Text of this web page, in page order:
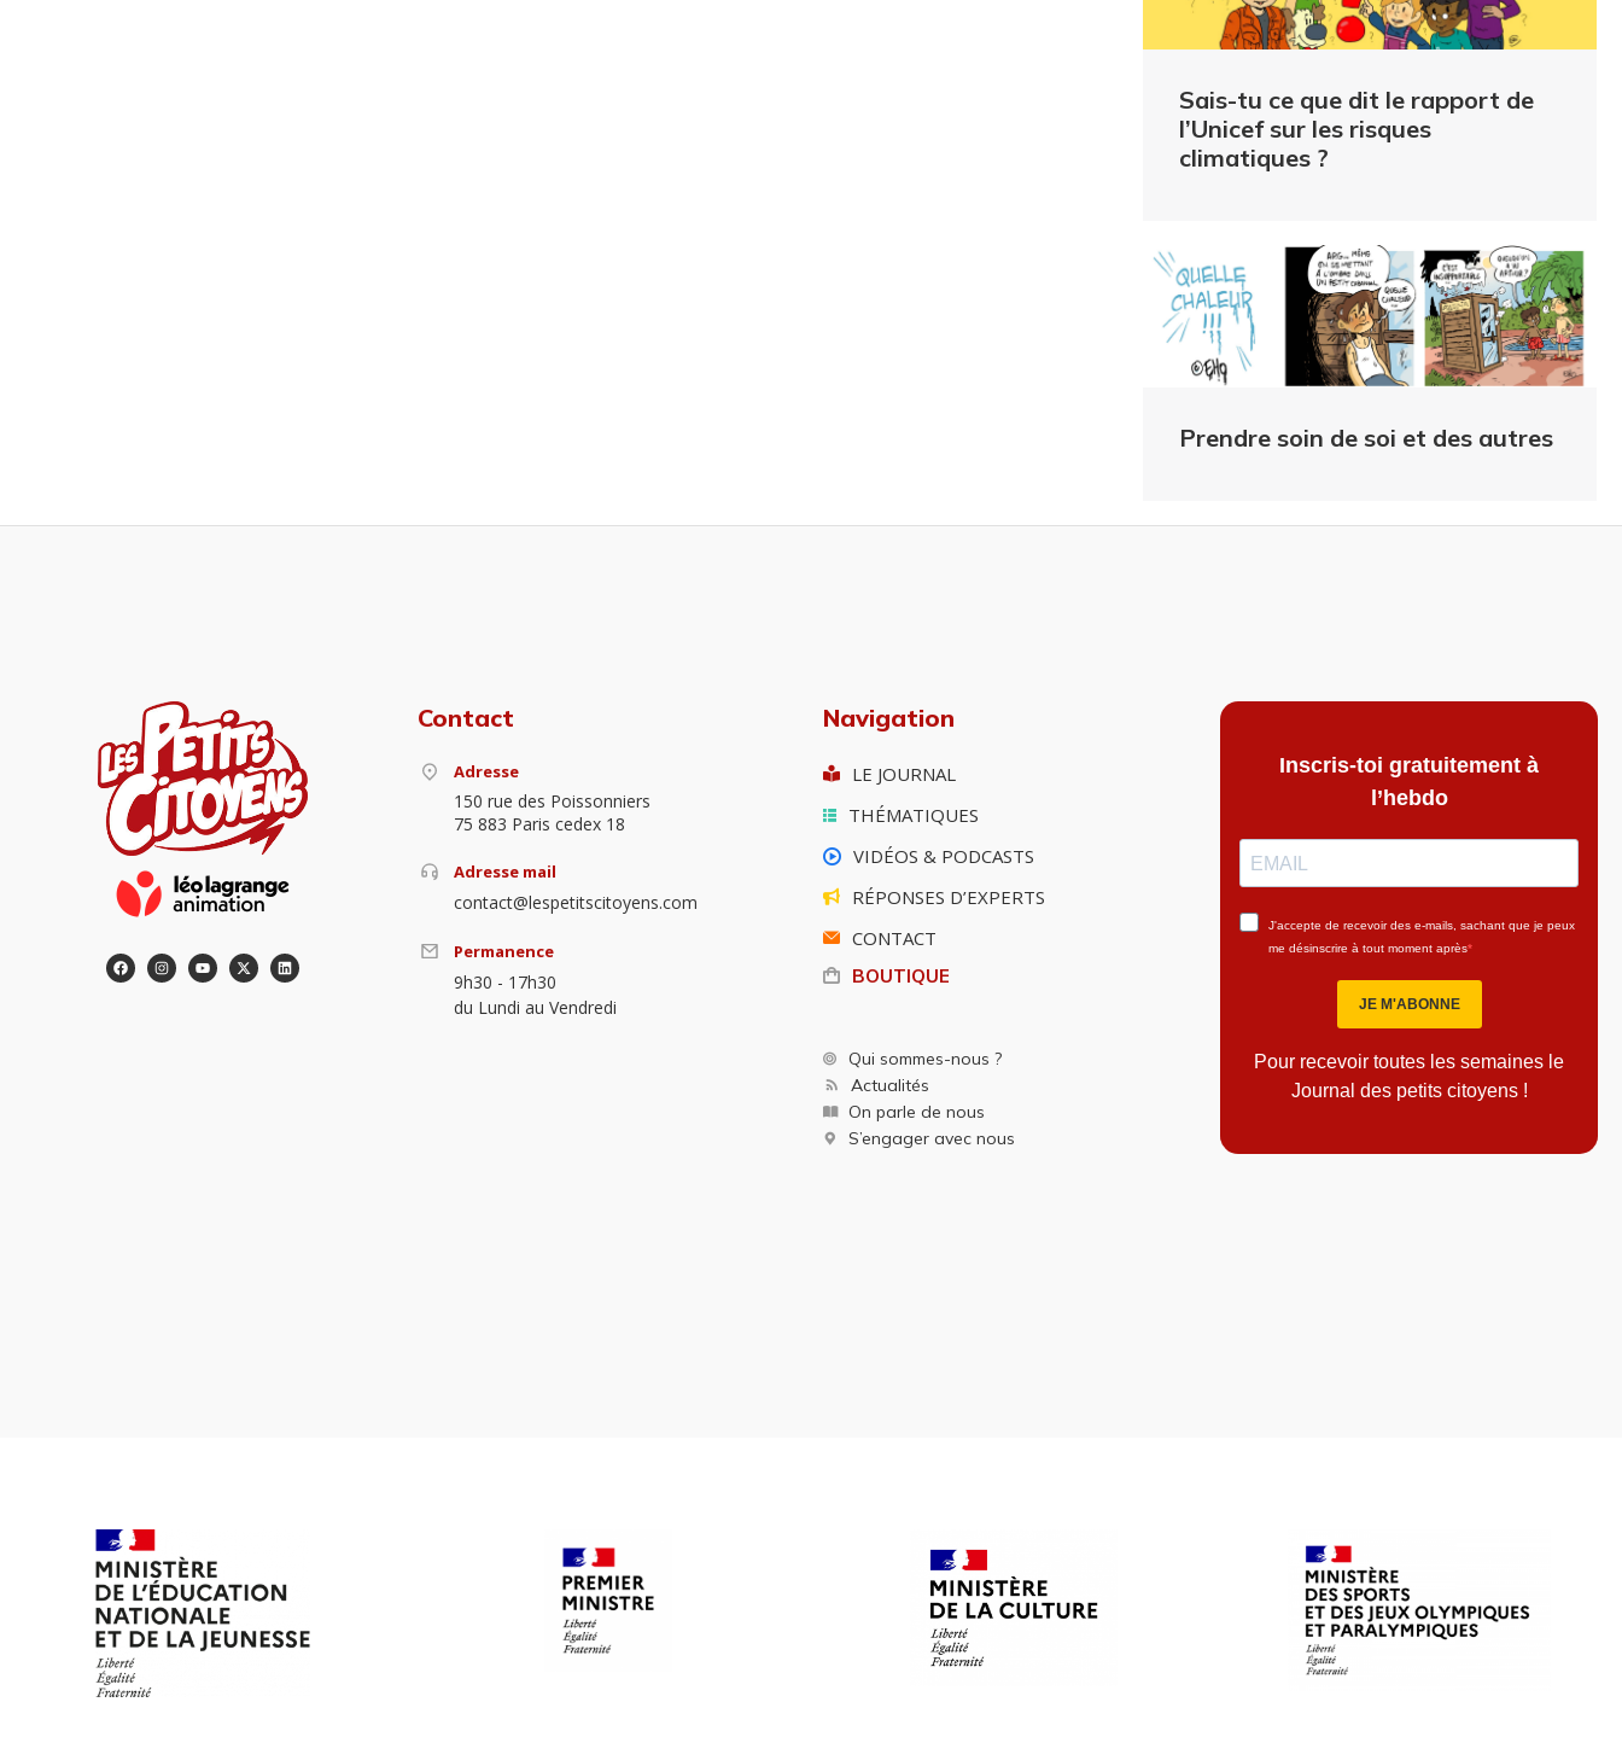
Sais-tu ce que dit le rapport de
l’Unicef sur les risques
climatiques ?
Prendre soin de soi et des autres
Contact
Adresse
150 rue des Poissonniers
75 883 Paris cedex 18
Adresse mail
contact@lespetitscitoyens.com
Permanence
9h30 - 17h30
du Lundi au Vendredi
Navigation
LE JOURNAL
THÉMATIQUES
VIDÉOS & PODCASTS
RÉPONSES D’EXPERTS
CONTACT
BOUTIQUE
Qui sommes-nous ?
Actualités
On parle de nous
S’engager avec nous